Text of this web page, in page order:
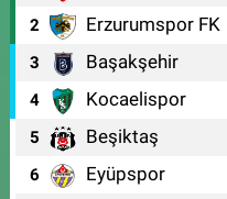
2 Erzurumspor FK
3 Başakşehir
4 Kocaelispor
5 Beşiktaş
6 Eyüpspor